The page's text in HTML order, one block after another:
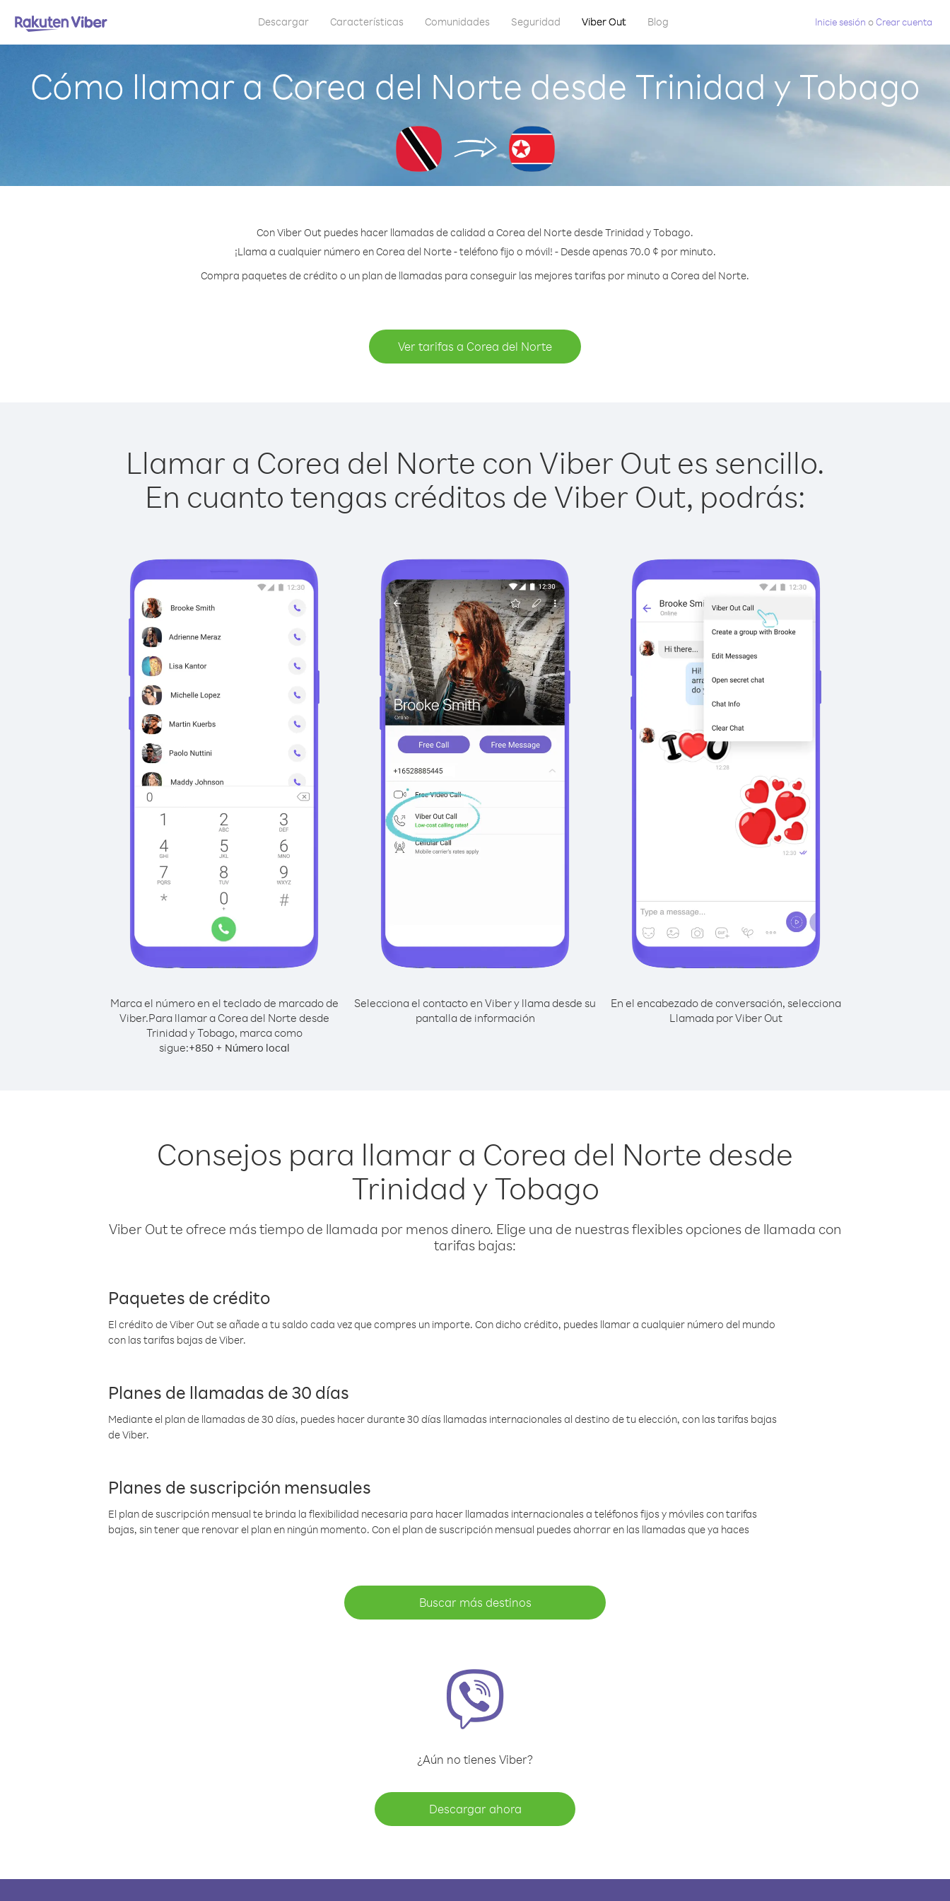
Descargar Características Comunidades Seguridad Viber Out Blog Inicie sesión oCrear cuenta
Cómo llamar a Corea del Norte desde Trinidad y Tobago
Con Viber Out puedes hacer llamadas de calidad a Corea del Norte desde Trinidad y Tobago.
¡Llama a cualquier número en Corea del Norte - teléfono fijo o móvil! - Desde apenas 70.0 ¢ por minuto.
Compra paquetes de crédito o un plan de llamadas para conseguir las mejores tarifas por minuto a Corea del Norte.
Ver tarifas a Corea del Norte
Llamar a Corea del Norte con Viber Out es sencillo.
En cuanto tengas créditos de Viber Out, podrás:
Marca el número en el teclado de marcado de
Viber.Para llamar a Corea del Norte desde
Trinidad y Tobago, marca como
sigue:+850+ Número local
Selecciona el contacto en Viber y llama desde su
pantalla de información
En el encabezado de conversación, selecciona
Llamada por Viber Out
Consejos para llamar a Corea del Norte desde
Trinidad y Tobago
Viber Out te ofrece más tiempo de llamada por menos dinero. Elige una de nuestras flexibles opciones de llamada con
tarifas bajas:
Paquetes de crédito
El crédito de Viber Out se añade a tu saldo cada vez que compres un importe. Con dicho crédito, puedes llamar a cualquier número del mundo
con las tarifas bajas de Viber.
Planes de llamadas de 30 días
Mediante el plan de llamadas de 30 días, puedes hacer durante 30 días llamadas internacionales al destino de tu elección, con las tarifas bajas
de Viber.
Planes de suscripción mensuales
El plan de suscripción mensual te brinda la flexibilidad necesaria para hacer llamadas internacionales a teléfonos fijos y móviles con tarifas
bajas, sin tener que renovar el plan en ningún momento. Con el plan de suscripción mensual puedes ahorrar en las llamadas que ya haces
Buscar más destinos
¿Aún no tienes Viber?
Descargar ahora